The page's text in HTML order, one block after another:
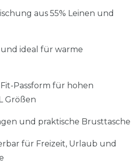
aus 55% Leinen und
ideal für warme
Passform für hohen
Größen
und praktische Brusttasche
für Freizeit, Urlaub und